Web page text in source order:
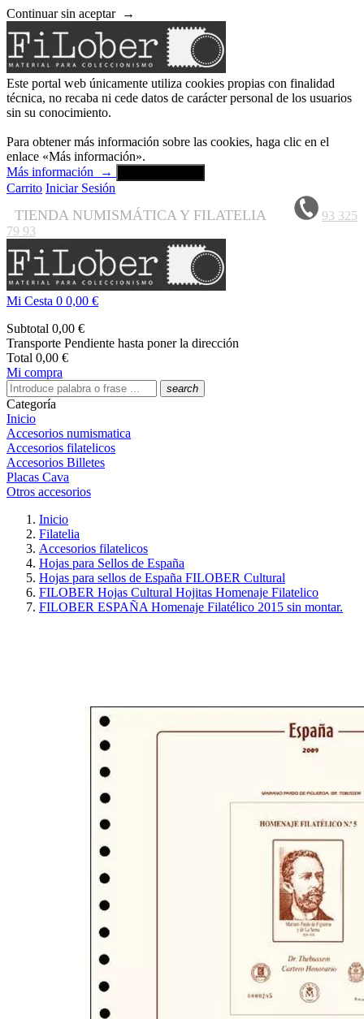
Continuar sin aceptar →
Este portal web únicamente utiliza cookies propias con finalidad
técnica, no recaba ni cede datos de carácter personal de los usuarios
sin su conocimiento.
Para obtener más información sobre las cookies, haga clic en el
enlace «Más información».
Más información
→
Carrito Iniciar Sesión
TIENDA NUMISMÁTICA Y FILATELIA
93 325
79 93
Mi Cesta 0 0,00 €
Subtotal 0,00 €
Transporte Pendiente hasta poner la dirección
Total 0,00 €
Mi compra
search
Categoría
Inicio
Accesorios numismatica
Accesorios filatelicos
Accesorios Billetes
Placas Cava
Otros accesorios
Inicio
Filatelia
Accesorios filatelicos
Hojas para Sellos de España
Hojas para sellos de España FILOBER Cultural
FILOBER Hojas Cultural Hojitas Homenaje Filatelico
FILOBER ESPAÑA Homenaje Filatélico 2015 sin montar.